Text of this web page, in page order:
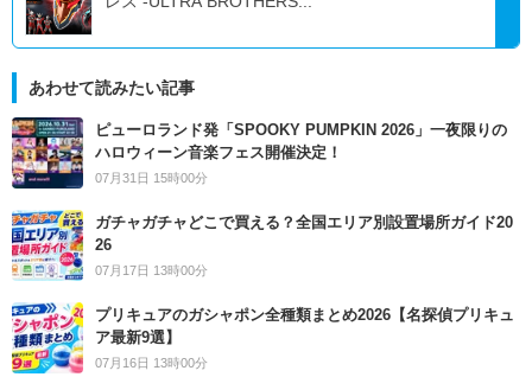
あわせて読みたい記事
ピューロランド発「SPOOKY PUMPKIN 2026」一夜限りの
ハロウィーン音楽フェス開催決定！
07月31日 15時00分
ガチャガチャどこで買える？全国エリア別設置場所ガイド20
26
07月17日 13時00分
プリキュアのガシャポン全種類まとめ2026【名探偵プリキュ
ア最新9選】
07月16日 13時00分